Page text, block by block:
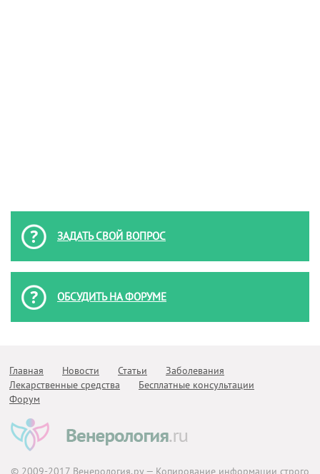
ЗАДАТЬ СВОЙ ВОПРОС
ОБСУДИТЬ НА ФОРУМЕ
Главная Новости Статьи
Заболевания
Лекарственные средства
Бесплатные консультации
Форум
© 2009-2017 Венерология.ру — Копирование информации строго